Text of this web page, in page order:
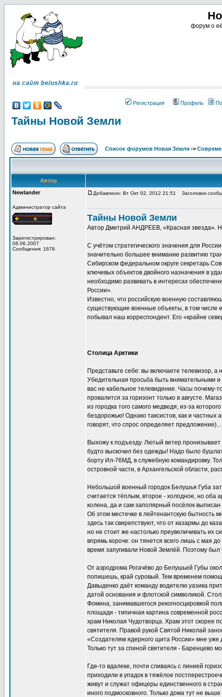
форум о
Регистрация Профиль
Тайны Новой Земли
Список форумов Новая Земля ->
Автор
Newlander
Администратор сайта
Зарегистрирован:
08.06.2007
Сообщения: 1678
Добавлено: Вт Окт 02, 2012 21:51 Заголовок
Тайны Новой Земли
Автор Дмитрий АНДРЕЕВ, «Красная звезда».
С учётом стратегического значения для
значительно большее внимание развитию
Сибирском федеральном округе секретарь
ключевых объектов двойного назначения в
необходимо развивать в интересах
России».
Известно, что российскую военную
существующие военные объекты, в том числе
побывал наш корреспондент. Его «крайне
Столица Арктики
Представьте себе: вы включаете телевизор,
Убедительная просьба быть внимательными
вас не кабельное телевидение. Часы почему-
провалится за горизонт только в августе.
из городка того самого медведя, из-за
бездорожью! Однако таксистов, как и частных
говорят, что спрос определяет предложение)...
Выхожу к подъезду. Лютый ветер пронизывает
будто выскочил без одежды! Надо было
борту Ил-76МД, в служебную командировку.
островной части, в Архангельской области,
Небольшой военный городок Белушья Губа
считается тёплым, второе - холодное, но оба
колена, да и сам заполярный посёлок выписан
Об этом местечке в лейтенантскую бытность
здесь так свирепствуют, что от казармы до
но не стоит же настолько преувеличивать их
впрямь короче: он тянется всего лишь с мая
время запугивали Новой Землёй. Поэтому
От аэродрома Рогачёво до Белушьей Губы
попишешь, край суровый. Тем временем
Давыденко даёт команду водителю уазика
датой основания и флотской символикой.
Фомина, занимавшегося рекогносцировкой
площади - типичная картина современной
храм Николая Чудотворца. Храм этот скорее
святителя. Правой рукой Святой Николай
«Создателям ядерного щита России» мне уже
Только тут за спиной святителя - Баренцево
Где-то вдалеке, почти сливаясь с линией
приходили в упадок в тяжёлое
живут и служат офицеры единственного в
иного подмосковного. Только дома тут не